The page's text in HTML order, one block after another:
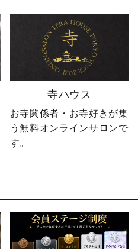
しながら、 住職・寺院向
けの有益な情報や やじ社
長の日常まで発信中！▶
@sotoubaya140 ご相談は
DM・公式LINEからお気
軽にどうぞ📩 #やじ社長 #
卒塔婆 #卒塔婆屋さん #日
の出町 婿社長
寺ハウス
お寺関係者・お寺好きが集
う無料オンラインサロンで
す。